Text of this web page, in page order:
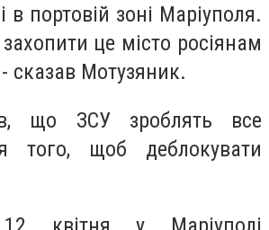
в портовій зоні Маріуполя.
це місто росіянам
сказав Мотузяник.
що ЗСУ зроблять все
того, щоб деблокувати